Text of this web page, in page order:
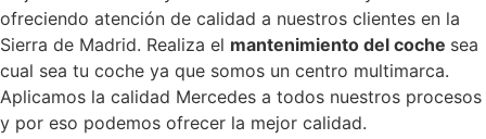
ofreciendo atención de calidad a nuestros clientes en la
Sierra de Madrid. Realiza el mantenimiento del coche sea
cual sea tu coche ya que somos un centro multimarca.
Aplicamos la calidad Mercedes a todos nuestros procesos
y por eso podemos ofrecer la mejor calidad.